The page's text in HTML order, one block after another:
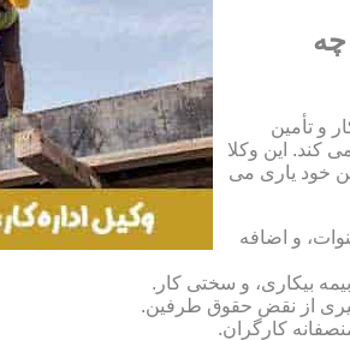
و تأمین
کند. این وکلا
خود یاری می
و اضافه
بیکاری، و سختی کار.
از نقض حقوق طرفین.
کارگران.